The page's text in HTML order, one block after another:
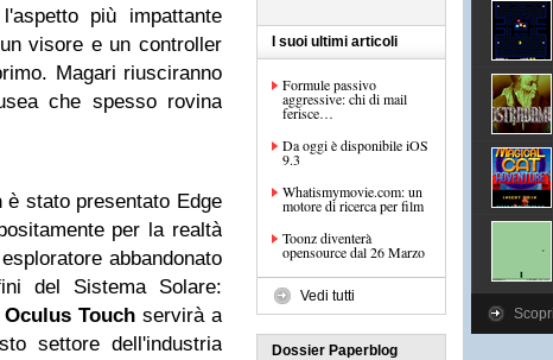
più impattante
visore e un controller
Magari riusciranno
che spesso rovina
è stato presentato Edge
per la realtà
abbandonato
del Sistema Solare:
Oculus Touchservirà a
settore dell'industria
I suoi ultimi articoli
Formule passivo
aggressive: chi di mail
ferisce…
Da oggi è disponibile iOS
9.3
Whatismymovie.com: un
motore di ricerca per film
Toonz diventerà
opensource dal 26 Marzo
Vedi tutti
Dossier Paperblog